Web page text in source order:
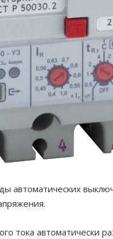
автоматических
тока автоматически